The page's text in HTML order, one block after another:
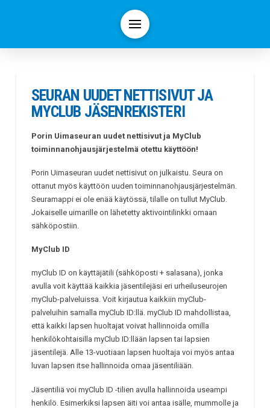
SEURAN UUDET NETTISIVUT JA
MYCLUB JÄSENREKISTERI
Porin Uimaseuran uudet nettisivut ja MyClub
toiminnanohjausjärjestelmä otettu käyttöön!
Porin Uimaseuran uudet nettisivut on julkaistu. Seura on
ottanut myös käyttöön uuden toiminnanohjausjärjestelmän.
Seuramappi ei ole enää käytössä, tilalle on tullut MyClub.
Jokaiselle uimarille on lähetetty aktivointilinkki omaan
sähköpostiin.
MyClub ID
myClub ID on käyttäjätili (sähköposti + salasana), jonka
avulla voit käyttää kaikkia jäsentilejäsi eri urheiluseurojen
myClub-palveluissa. Voit kirjautua kaikkiin myClub-
palveluihin samalla myClub ID:llä. myClub ID mahdollistaa,
että kaikki lapsen huoltajat voivat hallinnoida omilla
henkilökohtaisilla myClub ID:llään lapsen tai lapsien
jäsentilejä. Alle 13-vuotiaan lapsen huoltaja voi myös antaa
luvan lapsen itse hallinnoida omaa jäsentiliään.
Jäsentiliä voi myClub ID -tilien avulla hallinnoida useampi
henkilö. Esimerkiksi lapsen äiti voi antaa isälle, mummolle ja